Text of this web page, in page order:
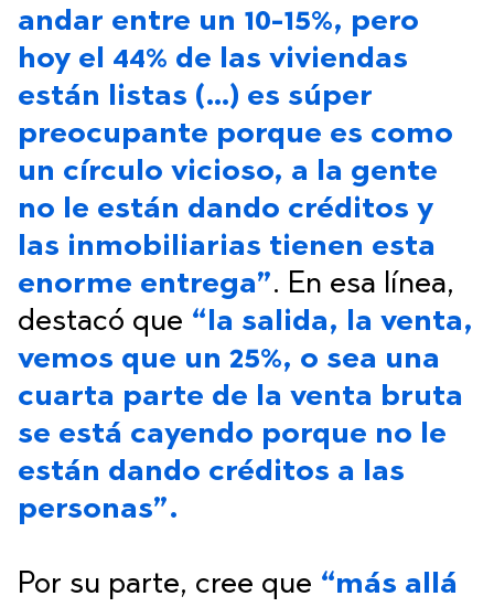
andar entre un 10-15%, pero
hoy el 44% de las viviendas
están listas (…) es súper
preocupante porque es como
un círculo vicioso, a la gente
no le están dando créditos y
las inmobiliarias tienen esta
enorme entrega”. En esa línea,
destacó que “la salida, la venta,
vemos que un 25%, o sea una
cuarta parte de la venta bruta
se está cayendo porque no le
están dando créditos a las
personas”.
Por su parte, cree que “más allá